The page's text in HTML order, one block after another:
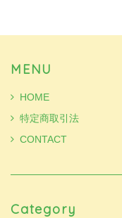
MENU
HOME
特定商取引法
CONTACT
Category